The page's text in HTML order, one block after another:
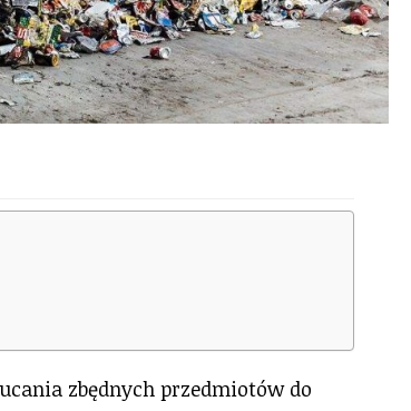
zbędnych przedmiotów do